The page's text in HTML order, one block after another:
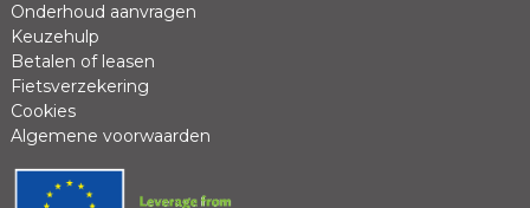
Onderhoud aanvragen
Keuzehulp
Betalen of leasen
Fietsverzekering
Cookies
Algemene voorwaarden